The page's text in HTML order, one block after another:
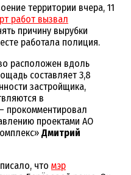
территории вчера, 11
работ вызвал
причину вырубки
работала полиция.
расположен вдоль
составляет 3,8
застройщика,
в
прокомментировал
проектами АО
Дмитрий
что мэр